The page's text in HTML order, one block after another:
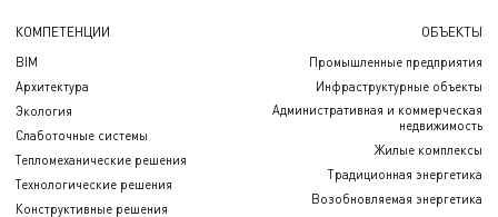
КОМПЕТЕНЦИИ
BIM
Архитектура
Экология
Слаботочные системы
Тепломеханические решения
Технологические решения
Конструктивные решения
ОБЪЕКТЫ
Промышленные предприятия
Инфраструктурные объекты
Административная и коммерческая
недвижимость
Жилые комплексы
Традиционная энергетика
Возобновляемая энергетика